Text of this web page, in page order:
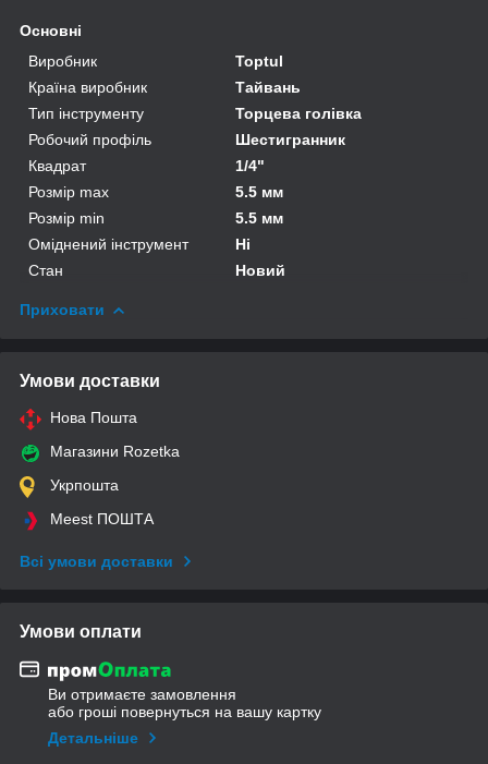
Основні
Виробник
Toptul
Країна виробник
Тайвань
Тип інструменту
Торцева голівка
Робочий профіль
Шестигранник
Квадрат
1/4"
Розмір max
5.5 мм
Розмір min
5.5 мм
Оміднений інструмент
Ні
Стан
Новий
Приховати
Умови доставки
Нова Пошта
Магазини Rozetka
Укрпошта
Meest ПОШТА
Всі умови доставки
Умови оплати
Ви отримаєте замовлення
або гроші повернуться на вашу картку
Детальніше